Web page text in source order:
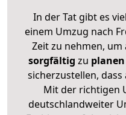
In der Tat gibt es
einem Umzug nach
Zeit zu nehmen, um
sorgfältig zu planen
sicherzustellen,
Mit der richtigen
deutschlandweiter